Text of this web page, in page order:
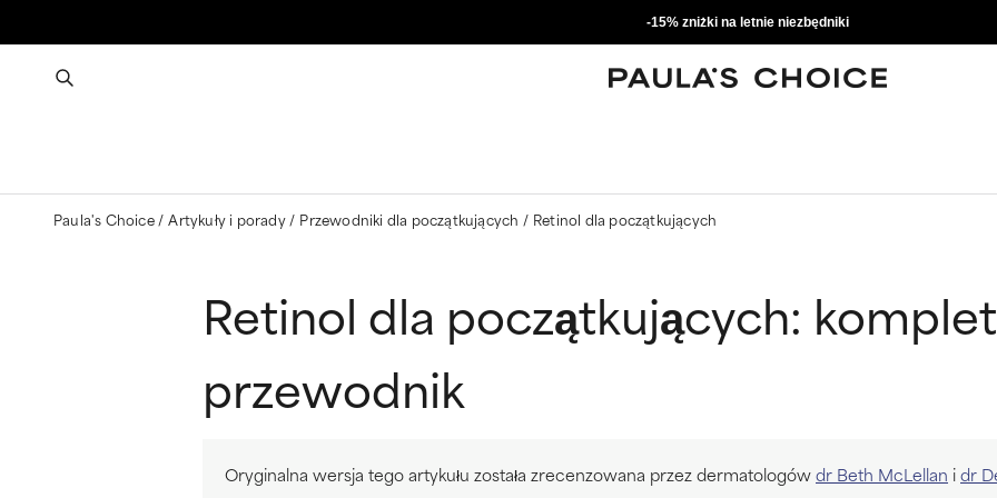
-15% zniżki na letnie niezbędniki
Paula's Choice Artykuły i porady Przewodniki dla początkujących Retinol dla początkujących
Retinol dla początkujących:
przewodnik
Oryginalna wersja tego artykułu została zrecenzowana przez dermatologówdr Beth McLellan idr